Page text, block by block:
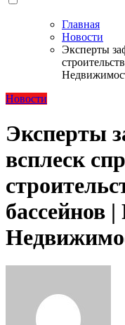
Главная
Новости
Эксперты
Новости
Эксперты
всплеск
бассейнов